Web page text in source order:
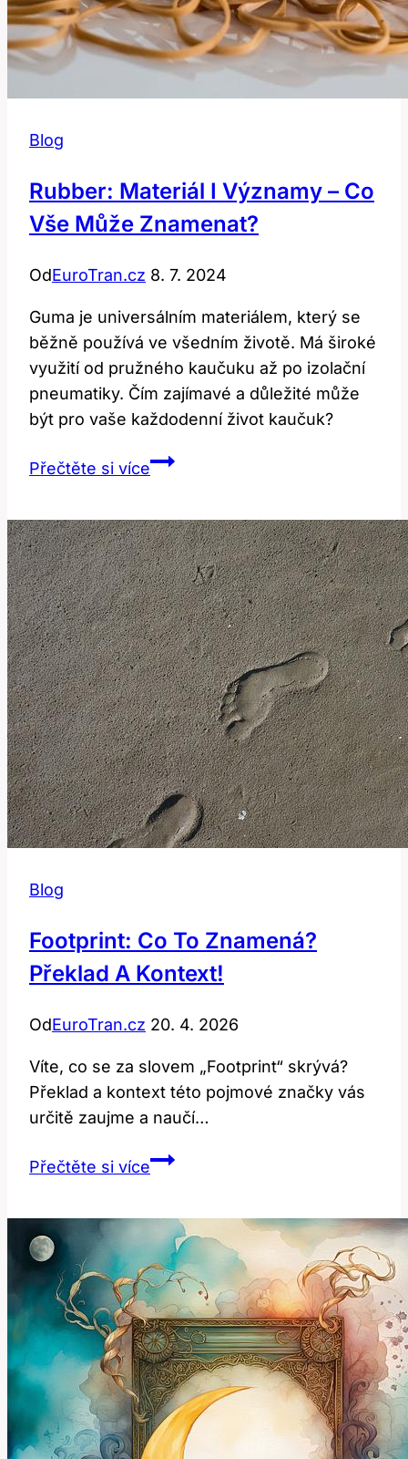
Blog
Rubber: Materiál I Významy – Co
Vše Může Znamenat?
OdEuroTran.cz 8. 7. 2024
Guma je universálním materiálem, který se
běžně používá ve všedním životě. Má široké
využití od pružného kaučuku až po izolační
pneumatiky. Čím zajímavé a důležité může
být pro vaše každodenní život kaučuk?
Přečtěte si víceRubber:
významy
–
co
vše
může
znamenat?
Blog
Footprint: Co To Znamená?
Překlad A Kontext!
OdEuroTran.cz 20. 4. 2026
Víte, co se za slovem „Footprint“ skrývá?
Překlad ​a kontext této pojmové značky vás
určitě zaujme a naučí‍…
Přečtěte si víceFootprint:
znamená?
Překlad
a
kontext!